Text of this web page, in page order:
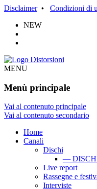
Disclaimer• Condizioni di
NEW
MENU
Menù principale
Vai al contenuto principale
Vai al contenuto secondario
Home
Canali
Dischi
—
Live report
Rassegne e
Interviste